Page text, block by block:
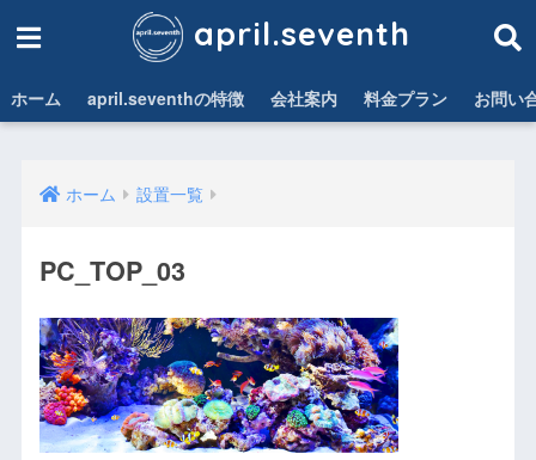
april.seventh
ホーム april.seventhの特徴 会社案内 料金プラン お問い
ホーム 設置一覧
PC_TOP_03